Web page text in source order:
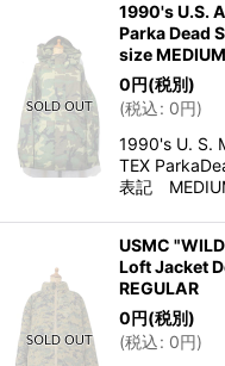
1990's U.S.
Parka
size
0円(税別)
(税込: 0円)
1990's U. S.
TEX
表記
USMC
Loft Jacket
REGULAR
0円(税別)
(税込: 0円)